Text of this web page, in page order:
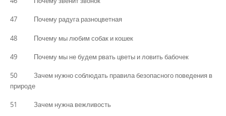
47 Почему радуга разноцветная
48 Почему мы любим собак и кошек
49 Почему мы не будем рвать цветы и ловить бабочек
50 Зачем нужно соблюдать правила безопасного поведения в
природе
51 Зачем нужна вежливость